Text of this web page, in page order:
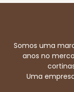
Somos uma
anos no
Uma